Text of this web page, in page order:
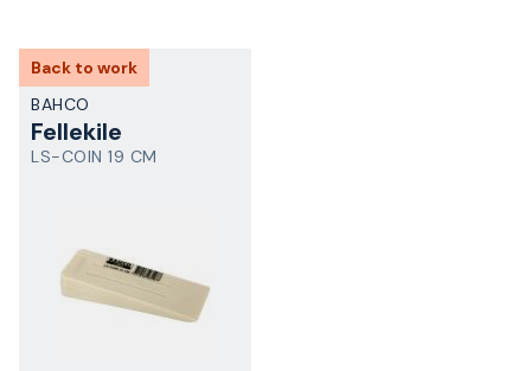
Back to work
BAHCO
Fellekile
LS-COIN 19 CM